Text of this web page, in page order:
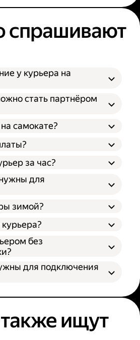
спрашивают
у курьера на
стать партнёром
самокате?
за час?
для
зимой?
без
для подключения
ищут